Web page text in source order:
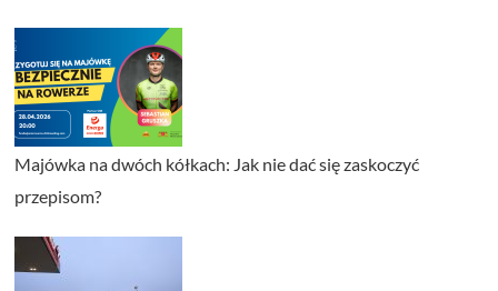
Majówka na dwóch kółkach: Jak nie dać się zaskoczyć
przepisom?